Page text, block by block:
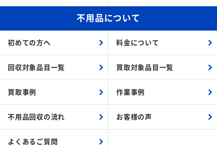
不用品について
初めての方へ 料金について
回収対象品目一覧 買取対象品目一覧
買取事例 作業事例
不用品回収の流れ お客様の声
よくあるご質問